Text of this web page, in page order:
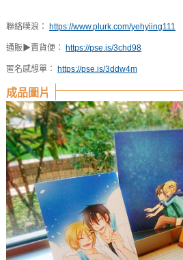
聯絡噗浪： https://www.plurk.com/yehyiing111
通販▶賣貨便： https://pse.is/3chd98
匿名感想單： https://pse.is/3ddw4m
成品圖片